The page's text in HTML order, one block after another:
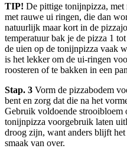
TIP! De pittige tonijnpizza,
met rauwe ui ringen, die dan
natuurlijk maar kort in de
temperatuur bak je de pizza 1
de uien op de tonijnpizza vaak
is het lekker om de ui-ringen
roosteren of te bakken in een
Stap. 3 Vorm de pizzabodem
bent en zorg dat die na het
Gebruik voldoende
tonijnpizza voorgebruik laten
droog zijn, want anders blijft
smaak van over.